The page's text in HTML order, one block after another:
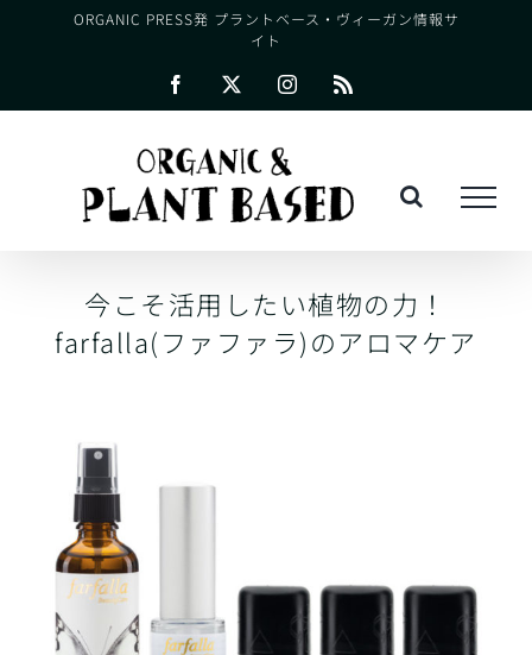
ORGANIC PRESS発 プラントベース・ヴィーガン情報サ
イト
Facebook Instagram
今こそ活用したい植物の力！
farfalla(ファファラ)のアロマケア